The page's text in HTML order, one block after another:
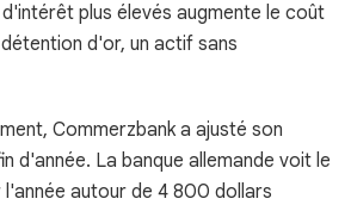
plus élevés augmente le coût
d'or, un actif sans
Commerzbank a ajusté son
d'année. La banque allemande voit le
autour de 4 800 dollars